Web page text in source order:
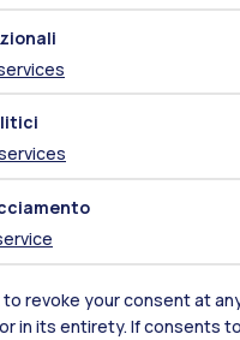
to revoke your consent at
in its entirety. If consents